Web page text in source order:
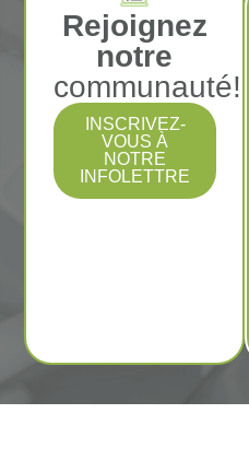
Rejoignez
notre
communauté!
INSCRIVEZ-
VOUS À
NOTRE
INFOLETTRE